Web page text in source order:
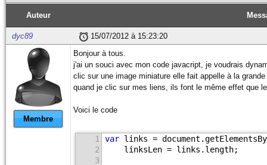
Auteur
dyc89 15/07/2012 à 15:23:20
Membre
Bonjour à tous.
j'ai un souci avec mon code javacript, je voudrais
clic sur une image miniature elle fait appelle à la
quand je clic sur mes liens, ils font le même effet que
Voici le code
1
2
3
var links =
linksLen = links.length;